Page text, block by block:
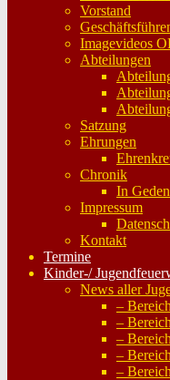
Vorstand
Imagevideos
Abteilungen
Satzung
Ehrungen
Chronik
In
Impressum
Kontakt
Termine
Kinder-/
News aller
–
–
–
–
–